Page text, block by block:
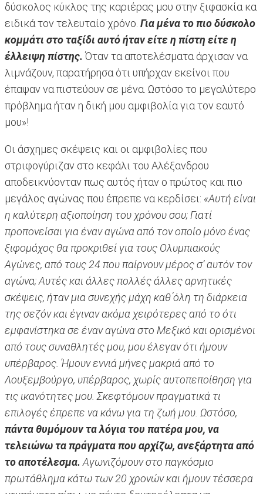
δύσκολος κύκλος της καριέρας μου στην ξιφασκία κα
ειδικά τον τελευταίο χρόνο. Για μένα το πιο δύσκολο
κομμάτι στο ταξίδι αυτό ήταν είτε η πίστη είτε η
έλλειψη πίστης. Όταν τα αποτελέσματα άρχισαν να
λιμνάζουν, παρατήρησα ότι υπήρχαν εκείνοι που
έπαψαν να πιστεύουν σε μένα. Ωστόσο το μεγαλύτερο
πρόβλημα ήταν η δική μου αμφιβολία για τον εαυτό
μου»!
Οι άσχημες σκέψεις και οι αμφιβολίες που
στριφογύριζαν στο κεφάλι του Αλέξανδρου
αποδεικνύονταν πως αυτός ήταν ο πρώτος και πιο
μεγάλος αγώνας που έπρεπε να κερδίσει: «Αυτή είναι
η καλύτερη αξιοποίηση του χρόνου σου; Γιατί
προπονείσαι για έναν αγώνα από τον οποίο μόνο ένας
ξιφομάχος θα προκριθεί για τους Ολυμπιακούς
Αγώνες, από τους 24 που παίρνουν μέρος σ’ αυτόν τον
αγώνα; Αυτές και άλλες πολλές άλλες αρνητικές
σκέψεις, ήταν μια συνεχής μάχη καθ΄όλη τη διάρκεια
της σεζόν και έγιναν ακόμα χειρότερες από το ότι
εμφανίστηκα σε έναν αγώνα στο Μεξικό και ορισμένοι
από τους συναθλητές μου, μου έλεγαν ότι ήμουν
υπέρβαρος. Ήμουν εννιά μήνες μακριά από το
Λουξεμβούργο, υπέρβαρος, χωρίς αυτοπεποίθηση για
τις ικανότητες μου. Σκεφτόμουν πραγματικά τι
επιλογές έπρεπε να κάνω για τη ζωή μου. Ωστόσο,
πάντα θυμόμουν τα λόγια του πατέρα μου, να
τελειώνω τα πράγματα που αρχίζω, ανεξάρτητα από
το αποτέλεσμα.Αγωνιζόμουν στο παγκόσμιο
πρωτάθλημα κάτω των 20 χρονών και ήμουν τέσσερα